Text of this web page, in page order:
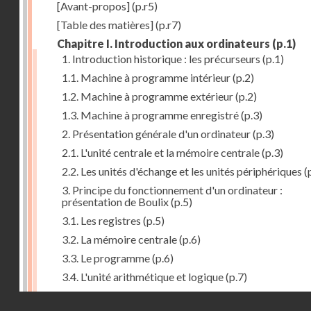
[Avant-propos](p.r5)
[Table des matières](p.r7)
Chapitre I. Introduction aux ordinateurs (p.1)
1. Introduction historique : les précurseurs (p.1)
1.1. Machine à programme intérieur(p.2)
1.2. Machine à programme extérieur(p.2)
1.3. Machine à programme enregistré(p.3)
2. Présentation générale d'un ordinateur(p.3)
2.1. L'unité centrale et la mémoire centrale(p.3)
2.2. Les unités d'échange et les unités périphériques
3. Principe du fonctionnement d'un ordinateur :
présentation de Boulix(p.5)
3.1. Les registres (p.5)
3.2. La mémoire centrale(p.6)
3.3. Le programme(p.6)
3.4. L'unité arithmétique et logique(p.7)
3.5. L'unité de contrôle(p.8)